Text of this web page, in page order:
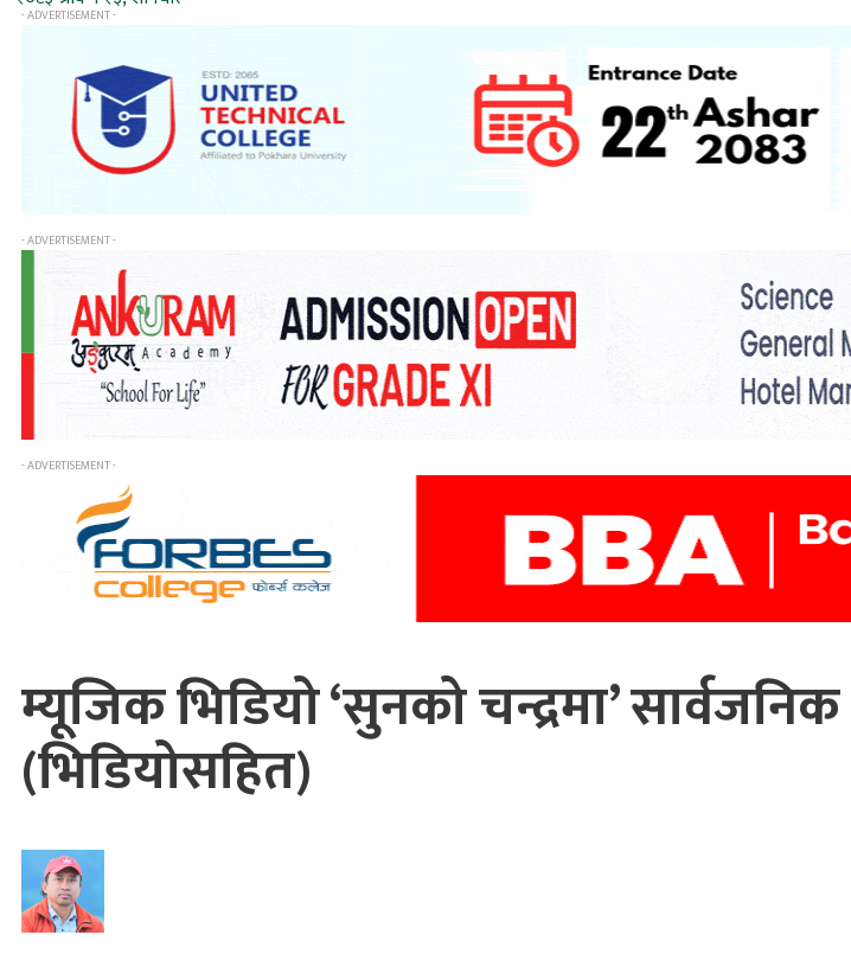
- ADVERTISEMENT -
- ADVERTISEMENT -
- ADVERTISEMENT -
म्यूजिक भिडियो ‘सुनको चन्द्रमा’ सार्वजनिक
(भिडियोसहित)